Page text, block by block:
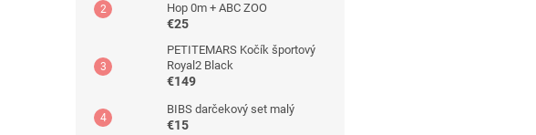
Hop 0m + ABC ZOO
€25
PETITEMARS Kočík športový
Royal2 Black
€149
BIBS darčekový set malý
€15